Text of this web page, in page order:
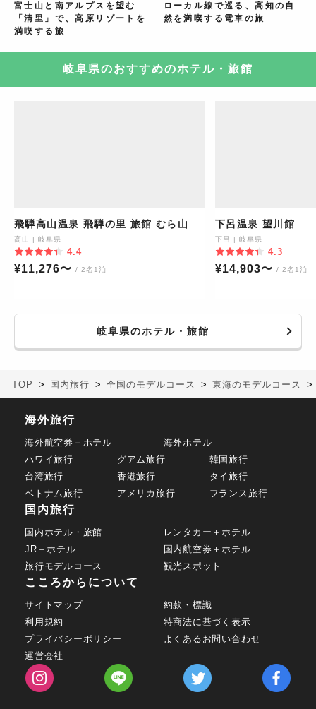
富士山と南アルプスを望む
「清里」で、高原リゾートを
満喫する旅
ローカル線で巡る、高知の自
然を満喫する電車の旅
岐阜県のおすすめのホテル・旅館
飛騨高山温泉 飛騨の里 旅館 むら山
高山 | 岐阜県
4.4
¥11,276〜 / 2名1泊
下呂温泉 望川館
下呂 | 岐阜県
4.3
¥14,903〜 / 2名1泊
岐阜県のホテル・旅館
TOP 国内旅行 全国のモデルコース 東海のモデルコース
海外旅行
海外航空券＋ホテル
海外ホテル
ハワイ旅行
グアム旅行
韓国旅行
台湾旅行
香港旅行
タイ旅行
ベトナム旅行
アメリカ旅行 フランス旅行
国内旅行
国内ホテル・旅館
レンタカー＋ホテル
JR＋ホテル
国内航空券＋ホテル
旅行モデルコース
観光スポット
こころからについて
サイトマップ
約款・標識
利用規約
特商法に基づく表示
プライバシーポリシー
よくあるお問い合わせ
運営会社